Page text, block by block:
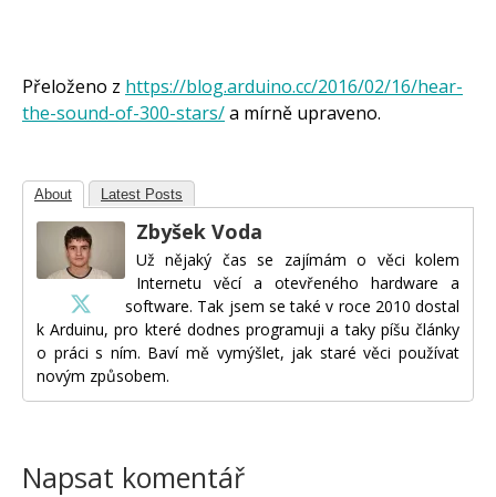
Přeloženo z https://blog.arduino.cc/2016/02/16/hear-
the-sound-of-300-stars/a mírně upraveno.
About Latest Posts
Zbyšek Voda
Už nějaký čas se zajímám o věci kolem
Internetu věcí a otevřeného hardware a
software. Tak jsem se také v roce 2010 dostal
k Arduinu, pro které dodnes programuji a taky píšu články
o práci s ním. Baví mě vymýšlet, jak staré věci používat
novým způsobem.
Napsat komentář